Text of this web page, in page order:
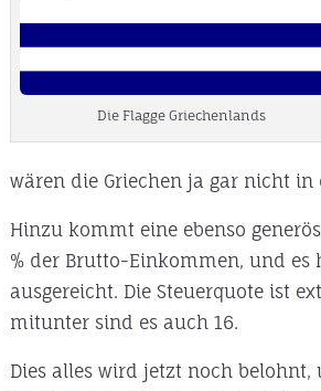
Die Flagge Griechenlands
wären die Griechen ja gar nicht
Hinzu kommt eine ebenso
% der Brutto-Einkommen, und es
ausgereicht. Die Steuerquote ist
mitunter sind es auch 16.
Dies alles wird jetzt noch